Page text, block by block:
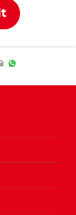
WhatsApp